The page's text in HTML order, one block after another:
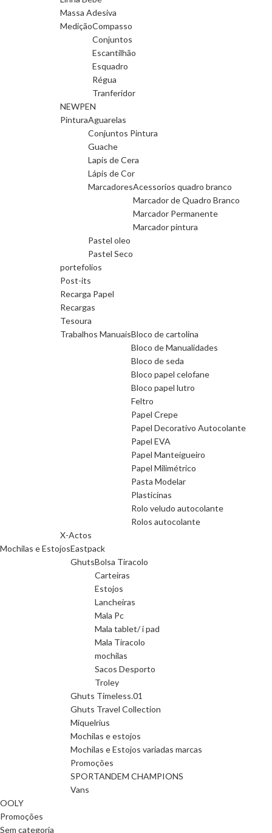
Massa Adesiva
MediçãoCompasso
Conjuntos
Escantilhão
Esquadro
Régua
Tranferidor
NEWPEN
PinturaAguarelas
Conjuntos Pintura
Guache
Lapis de Cera
Lápis de Cor
MarcadoresAcessorios quadro branco
Marcador de Quadro Branco
Marcador Permanente
Marcador pintura
Pastel oleo
Pastel Seco
portefolios
Post-its
Recarga Papel
Recargas
Tesoura
Trabalhos ManuaisBloco de cartolina
Bloco de Manualidades
Bloco de seda
Bloco papel celofane
Bloco papel lutro
Feltro
Papel Crepe
Papel Decorativo Autocolante
Papel EVA
Papel Manteigueiro
Papel Milimétrico
Pasta Modelar
Plasticinas
Rolo veludo autocolante
Rolos autocolante
X-Actos
Mochilas e EstojosEastpack
GhutsBolsa Tiracolo
Carteiras
Estojos
Lancheiras
Mala Pc
Mala tablet/ i pad
Mala Tiracolo
mochilas
Sacos Desporto
Troley
Ghuts Timeless.01
Ghuts Travel Collection
Miquelrius
Mochilas e estojos
Mochilas e Estojos variadas marcas
Promoções
SPORTANDEM CHAMPIONS
Vans
OOLY
Promoções
Sem categoria